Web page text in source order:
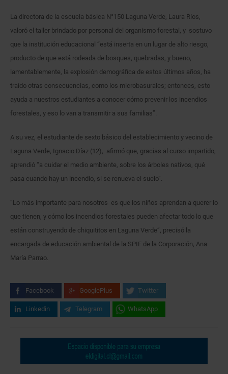
La directora de la escuela básica N°150 Laguna Verde, Laura Ríos,
valoró el taller brindado por personal del organismo forestal, y sostuvo
que la institución educacional “está inserta en un lugar de alto riesgo,
producto de que está rodeada de bosques, quebradas, y bueno,
lamentablemente, la explosión demográfica de estos últimos años, ha
traído otras consecuencias, como los microbasurales; entonces, esto
ayuda a nuestros estudiantes a conocer cómo prevenir los incendios
forestales, y eso lo van a transmitir a sus familias”.
A su vez, el estudiante de sexto básico del establecimiento y vecino de
Laguna Verde, Ignacio Díaz (12), afirmó que, gracias al curso impartido,
aprendió “a cuidar el medio ambiente, sobre los árboles nativos, qué
pasa cuando hay un incendio, si se renueva el suelo”.
“Lo más importante para nosotros es que los niños aprendan a querer lo
que tienen, y cómo los incendios forestales pueden afectar todo lo que
están construyendo de chiquititos en Laguna Verde”, precisó la
encargada de educación ambiental de la SPIF de la Corporación, Ana
María Parrao.
Facebook GooglePlus Twitter
Linkedin Telegram WhatsApp